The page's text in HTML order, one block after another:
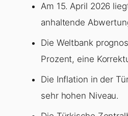
Am 15. April 2026
anhaltende
Die Weltbank
Prozent, eine
Die Inflation in der
sehr hohen Niveau.